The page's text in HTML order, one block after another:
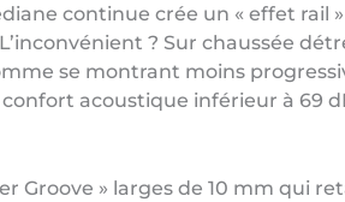
continue crée un « effet rail
? Sur chaussée
se montrant moins
acoustique inférieur à 69
Groove » larges de 10 mm qui